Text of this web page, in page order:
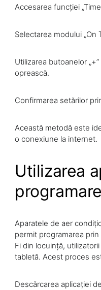
Accesarea funcției
Selectarea modului „On
Utilizarea butoanelor
oprească.
Confirmarea setărilor
Această metodă este
o conexiune la internet.
Utilizarea
programare
Aparatele de aer
permit programarea
Fi din locuință,
tabletă. Acest proces
Descărcarea aplicației